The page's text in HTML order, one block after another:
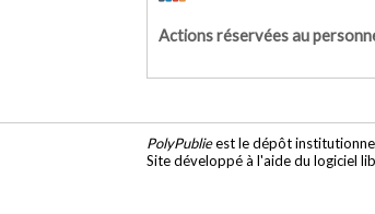
Actions réservées au
PolyPublieest le dépôt
Site développé à l'aide du logiciel